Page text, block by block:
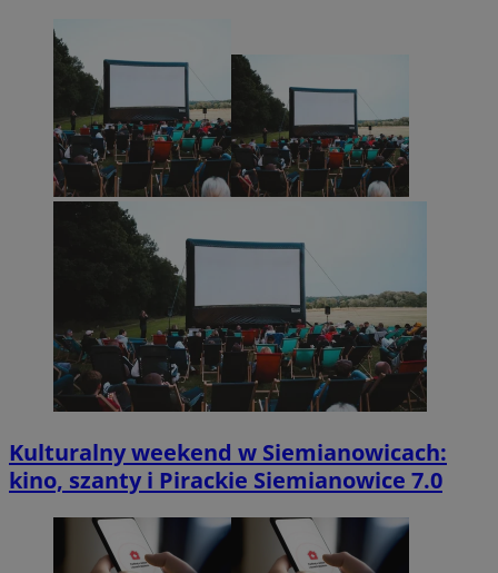
Kulturalny weekend w Siemianowicach:
kino, szanty i Pirackie Siemianowice 7.0